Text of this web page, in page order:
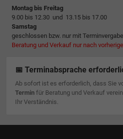
Montag bis Freitag
9.00 bis 12.30 und 13.15 bis 17.00
Samstag
geschlossen bzw. nur mit Terminvergabe
Beratung und Verkauf nur nach
📅 Terminabsprache
Ab sofort ist es erforderlich, dass Sie
Terminfür Beratung und Verkauf
Ihr Verständnis.